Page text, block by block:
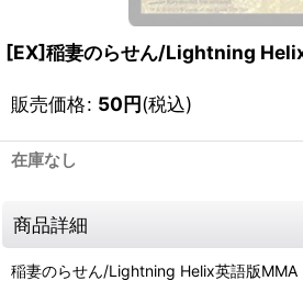
[EX]稲妻のらせん/Lightning
販売価格: 50円(税込)
在庫なし
商品詳細
稲妻のらせん/Lightning Helix英語版MMA